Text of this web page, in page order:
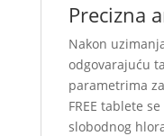
Precizna
Nakon
odgovarajuću
parametrima
FREE tablete
slobodnog